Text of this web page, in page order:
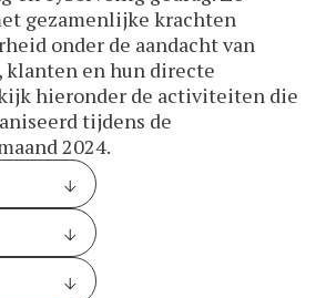
gezamenlijke krachten
onder de aandacht van
klanten en hun directe
hieronder de activiteiten die
tijdens de
2024.